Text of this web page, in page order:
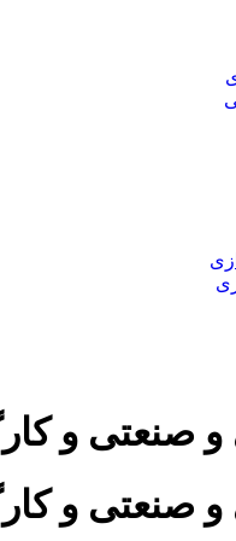
صنعتی و
صنعتی و